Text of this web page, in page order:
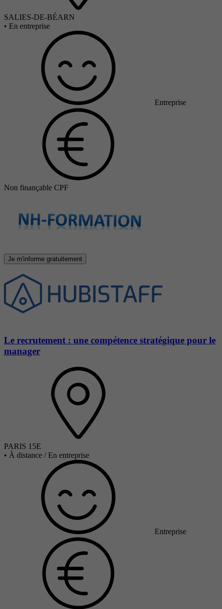
SALIES-DE-BÉARN
• En entreprise
Entreprise
Non finançable CPF
Je m'informe gratuitement
Le recrutement : une compétence stratégique pour le
manager
PARIS 15E
• À distance / En entreprise
Entreprise